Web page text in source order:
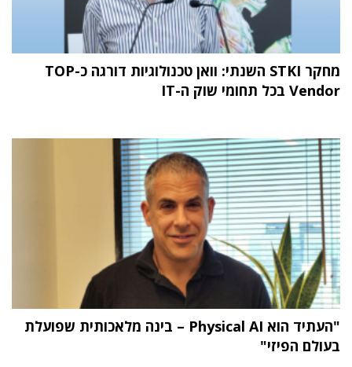
מחקר STKI השנתי: וואן טכנולוגיות דורגה כ-TOP
Vendor בכל תחומי שוק ה-IT
"העתיד הוא Physical AI – בינה מלאכותית שפועלת
בעולם הפיזי"